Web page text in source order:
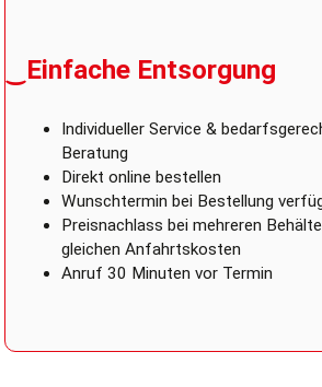
‿Einfache Entsorgung
Individueller Service &
Beratung
Direkt online bestellen
Wunschtermin bei Bestellung
Preisnachlass bei mehreren
gleichen Anfahrtskosten
Anruf 30 Minuten vor Termin